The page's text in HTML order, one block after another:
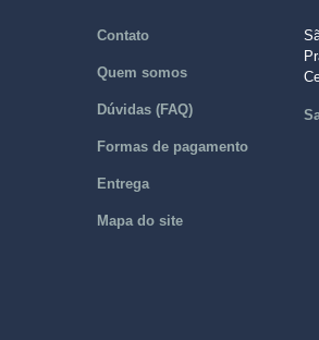
Contato
Quem somos
Dúvidas (FAQ)
Formas de pagamento
Entrega
Mapa do site